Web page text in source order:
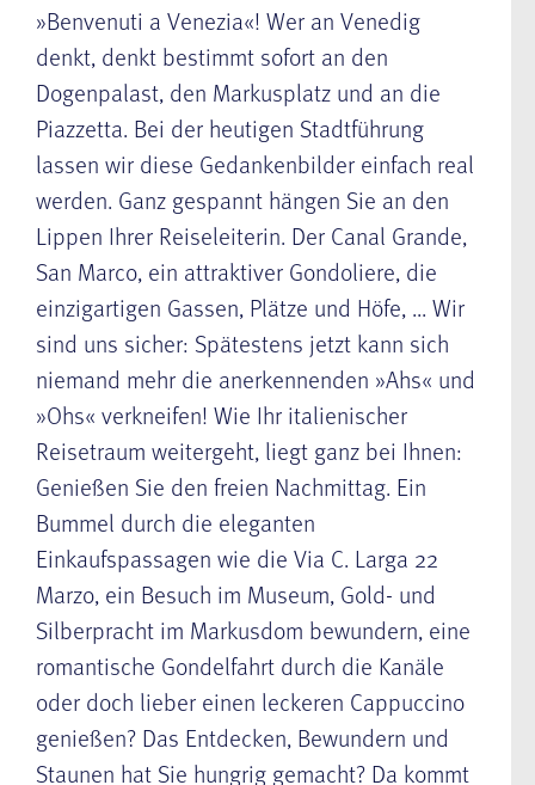
»Benvenuti a Venezia«! Wer an Venedig
denkt, denkt bestimmt sofort an den
Dogenpalast, den Markusplatz und an die
Piazzetta. Bei der heutigen Stadtführung
lassen wir diese Gedankenbilder einfach real
werden. Ganz gespannt hängen Sie an den
Lippen Ihrer Reiseleiterin. Der Canal Grande,
San Marco, ein attraktiver Gondoliere, die
einzigartigen Gassen, Plätze und Höfe, ... Wir
sind uns sicher: Spätestens jetzt kann sich
niemand mehr die anerkennenden »Ahs« und
»Ohs« verkneifen! Wie Ihr italienischer
Reisetraum weitergeht, liegt ganz bei Ihnen:
Genießen Sie den freien Nachmittag. Ein
Bummel durch die eleganten
Einkaufspassagen wie die Via C. Larga 22
Marzo, ein Besuch im Museum, Gold- und
Silberpracht im Markusdom bewundern, eine
romantische Gondelfahrt durch die Kanäle
oder doch lieber einen leckeren Cappuccino
genießen? Das Entdecken, Bewundern und
Staunen hat Sie hungrig gemacht? Da kommt